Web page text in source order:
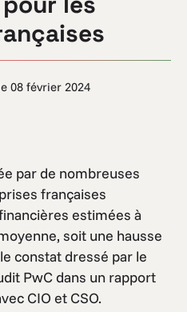
08 février 2024
par de nombreuses
françaises
estimées à
soit une hausse
constat dressé par le
PwC dans un rapport
CIO et CSO.